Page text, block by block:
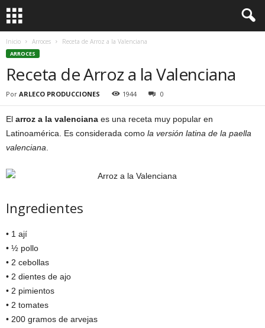
Inicio Arroces Receta de Arroz a la Valenciana
ARROCES
Receta de Arroz a la Valenciana
Por ARLECO PRODUCCIONES 1944 0
El arroz a la valenciana es una receta muy popular en
Latinoamérica. Es considerada como la versión latina de la paella
valenciana
Ingredientes
• 1 ají
• ½ pollo
• 2 cebollas
• 2 dientes de ajo
• 2 pimientos
• 2 tomates
• 200 gramos de arvejas